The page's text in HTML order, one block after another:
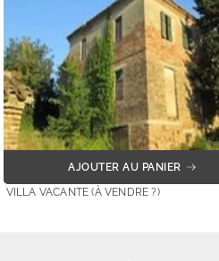
AJOUTER AU PANIER
VILLA VACANTE (À VENDRE ?)